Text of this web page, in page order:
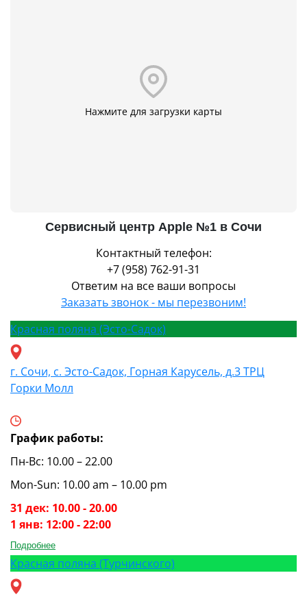
Нажмите для загрузки карты
Сервисный центр Apple №1 в Сочи
Контактный телефон:
+7 (958) 762-91-31
Ответим на все ваши вопросы
Заказать звонок - мы перезвоним!
Красная поляна (Эсто-Садок)
г. Сочи, с. Эсто-Садок, Горная Карусель, д.3 ТРЦ
Горки Молл
График работы:
Пн-Вс: 10.00 – 22.00
Mon-Sun: 10.00 am – 10.00 pm
31 дек: 10.00 - 20.00
1 янв: 12:00 - 22:00
Подробнее
Красная поляна (Турчинского)